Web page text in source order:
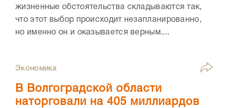
жизненные обстоятельства складываются так,
что этот выбор происходит незапланированно,
но именно он и оказывается верным....
Экономика
В Волгоградской области
наторговали на 405 миллиардов